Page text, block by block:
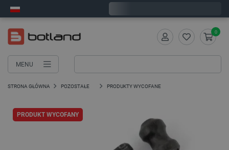
MENU
0
STRONA GŁÓWNA POZOSTAŁE PRODUKTY WYCOFANE
PRODUKT WYCOFANY